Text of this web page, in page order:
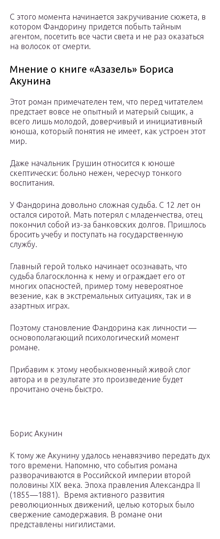
С этого момента начинается закручивание сюжета, в
котором Фандорину придется побыть тайным
агентом, посетить все части света и не раз оказаться
на волосок от смерти.
Мнение о книге «Азазель» Бориса
Акунина
Этот роман примечателен тем, что перед читателем
предстает вовсе не опытный и матерый сыщик, а
всего лишь молодой, доверчивый и инициативный
юноша, который понятия не имеет, как устроен этот
мир.
Даже начальник Грушин относится к юноше
скептически: больно нежен, чересчур тонкого
воспитания.
У Фандорина довольно сложная судьба. С 12 лет он
остался сиротой. Мать потерял с младенчества, отец
покончил собой из-за банковских долгов. Пришлось
бросить учебу и поступать на государственную
службу.
Главный герой только начинает осознавать, что
судьба благосклонна к нему и ограждает его от
многих опасностей, пример тому невероятное
везение, как в экстремальных ситуациях, так и в
азартных играх.
Поэтому становление Фандорина как личности —
основополагающий психологический момент
романе.
Прибавим к этому необыкновенный живой слог
автора и в результате это произведение будет
прочитано очень быстро.
Борис Акунин
К тому же Акунину удалось ненавязчиво передать дух
того времени. Напомню, что события романа
разворачиваются в Российской империи второй
половины XIX века. Эпоха правления Александра II
(1855—1881). Время активного развития
революционных движений, целью которых было
свержение самодержавия. В романе они
представлены нигилистами.